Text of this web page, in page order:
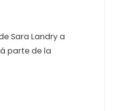
Sara Landry a
parte de la